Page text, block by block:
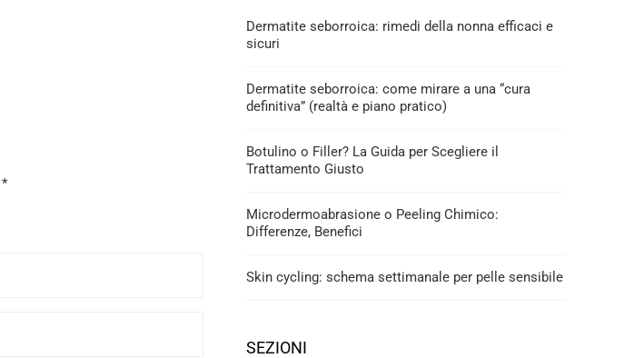
*
Dermatite seborroica: rimedi della nonna efficaci e
sicuri
Dermatite seborroica: come mirare a una “cura
definitiva” (realtà e piano pratico)
Botulino o Filler? La Guida per Scegliere il
Trattamento Giusto
Microdermoabrasione o Peeling Chimico:
Differenze, Benefici
Skin cycling: schema settimanale per pelle sensibile
SEZIONI